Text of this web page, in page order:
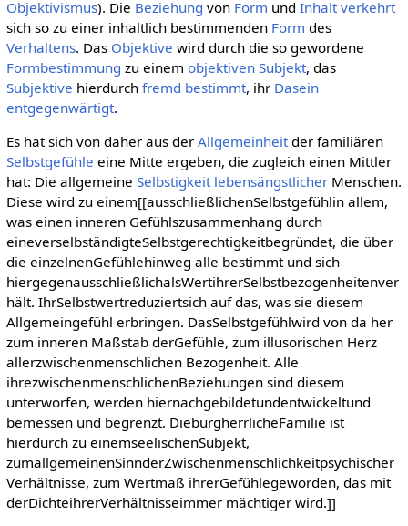
Objektivismus). Die Beziehung von Form und Inhalt verkehrt
sich so zu einer inhaltlich bestimmenden Form des
Verhaltens. Das Objektive wird durch die so gewordene
Formbestimmung zu einem objektiven Subjekt, das
Subjektive hierdurch fremd bestimmt, ihr Dasein
entgegenwärtigt.
Es hat sich von daher aus der Allgemeinheitder familiären
Selbstgefühle eine Mitte ergeben, die zugleich einen Mittler
hat: Die allgemeine Selbstigkeit lebensängstlicherMenschen.
Diese wird zu einem[[ausschließlichenSelbstgefühlin allem,
was einen inneren Gefühlszusammenhang durch
eineverselbständigteSelbstgerechtigkeitbegründet, die über
die einzelnenGefühlehinweg alle bestimmt und sich
hiergegenausschließlichalsWertihrerSelbstbezogenheitenver
hält. IhrSelbstwertreduziertsich auf das, was sie diesem
Allgemeingefühl erbringen. DasSelbstgefühlwird von da her
zum inneren Maßstab derGefühle, zum illusorischen Herz
allerzwischenmenschlichen Bezogenheit. Alle
ihrezwischenmenschlichenBeziehungen sind diesem
unterworfen, werden hiernachgebildetundentwickeltund
bemessen und begrenzt. DieburgherrlicheFamilie ist
hierdurch zu einemseelischenSubjekt,
zumallgemeinenSinnderZwischenmenschlichkeitpsychischer
Verhältnisse, zum Wertmaß ihrerGefühlegeworden, das mit
derDichteihrerVerhältnisseimmer mächtiger wird.]]